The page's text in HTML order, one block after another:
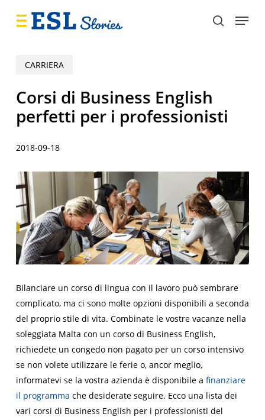
search
Menu
CARRIERA
Corsi di Business English
perfetti per i professionisti
2018-09-18
Bilanciare un corso di lingua con il lavoro può sembrare
complicato, ma ci sono molte opzioni disponibili a seconda
del proprio stile di vita. Combinate le vostre vacanze nella
soleggiata Malta con un corso di Business English,
richiedete un congedo non pagato per un corso intensivo
se non volete utilizzare le ferie o, ancor meglio,
informatevi se la vostra azienda è disponibile a finanziare
il programma che desiderate seguire. Ecco una lista dei
vari corsi di Business English per i professionisti del